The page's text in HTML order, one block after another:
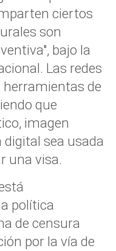
ciertos
son
bajo la
Las redes
herramientas de
que
imagen
sea usada
una visa.
política
de censura
por la vía de